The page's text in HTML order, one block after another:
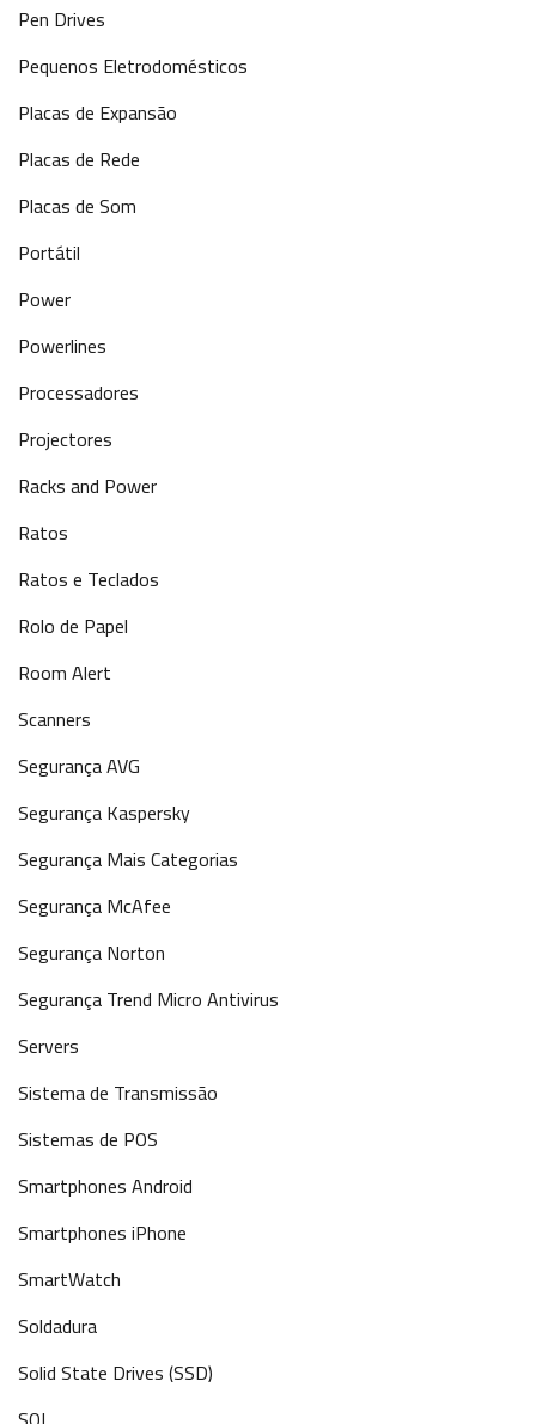
Pen Drives
Pequenos Eletrodomésticos
Placas de Expansão
Placas de Rede
Placas de Som
Portátil
Power
Powerlines
Processadores
Projectores
Racks and Power
Ratos
Ratos e Teclados
Rolo de Papel
Room Alert
Scanners
Segurança AVG
Segurança Kaspersky
Segurança Mais Categorias
Segurança McAfee
Segurança Norton
Segurança Trend Micro Antivirus
Servers
Sistema de Transmissão
Sistemas de POS
Smartphones Android
Smartphones iPhone
SmartWatch
Soldadura
Solid State Drives (SSD)